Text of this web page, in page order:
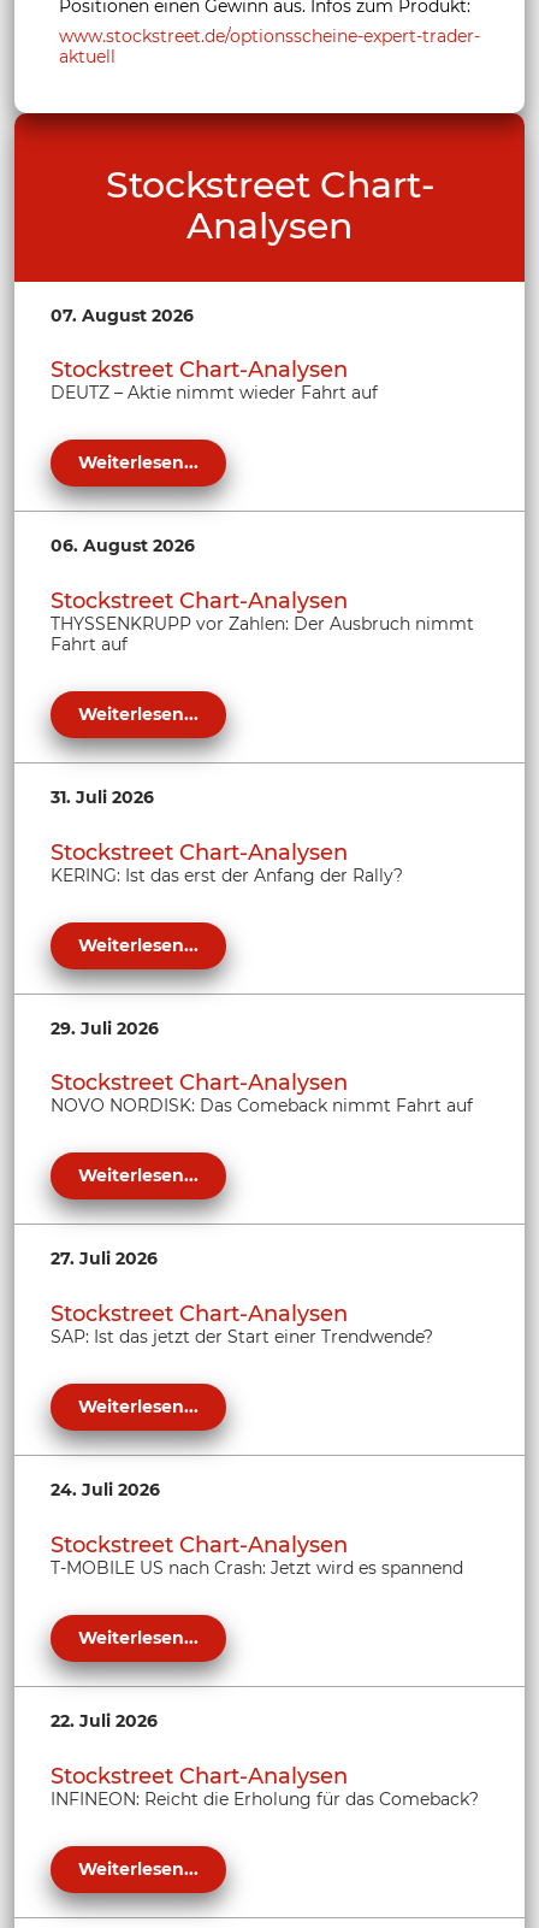
Positionen einen Gewinn aus. Infos zum Produkt:
www.stockstreet.de/optionsscheine-expert-trader-
aktuell
Stockstreet Chart-
Analysen
07. August 2026
Stockstreet Chart-Analysen
DEUTZ – Aktie nimmt wieder Fahrt auf
Weiterlesen...
06. August 2026
Stockstreet Chart-Analysen
THYSSENKRUPP vor Zahlen: Der Ausbruch nimmt
Fahrt auf
Weiterlesen...
31. Juli 2026
Stockstreet Chart-Analysen
KERING: Ist das erst der Anfang der Rally?
Weiterlesen...
29. Juli 2026
Stockstreet Chart-Analysen
NOVO NORDISK: Das Comeback nimmt Fahrt auf
Weiterlesen...
27. Juli 2026
Stockstreet Chart-Analysen
SAP: Ist das jetzt der Start einer Trendwende?
Weiterlesen...
24. Juli 2026
Stockstreet Chart-Analysen
T-MOBILE US nach Crash: Jetzt wird es spannend
Weiterlesen...
22. Juli 2026
Stockstreet Chart-Analysen
INFINEON: Reicht die Erholung für das Comeback?
Weiterlesen...